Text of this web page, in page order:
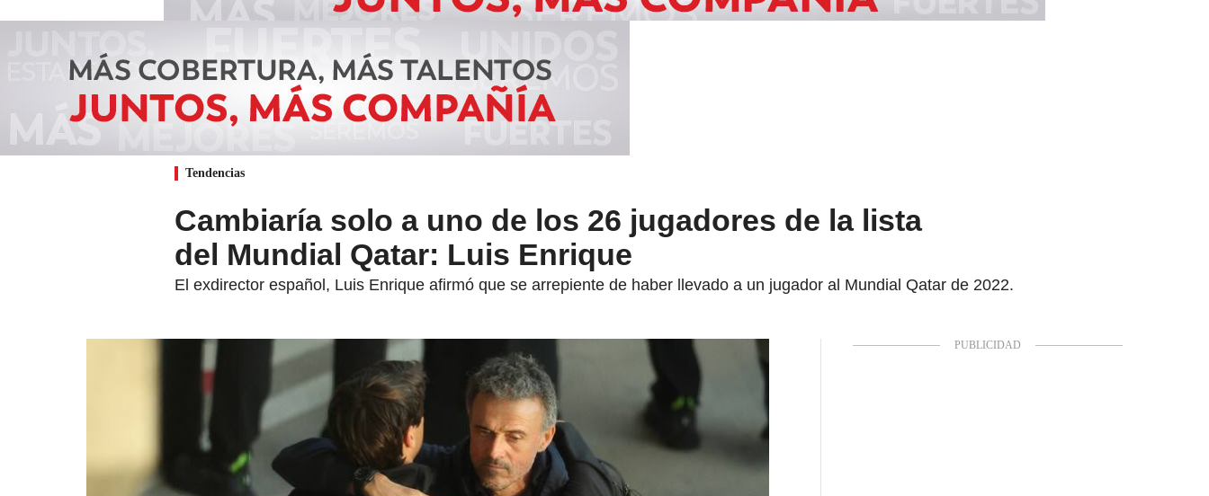
Tendencias
Cambiaría solo a uno de los 26 jugadores de la lista
del Mundial Qatar: Luis Enrique
El exdirector español, Luis Enrique afirmó que se arrepiente de haber llevado a un jugador al Mundial Qatar de 2022.